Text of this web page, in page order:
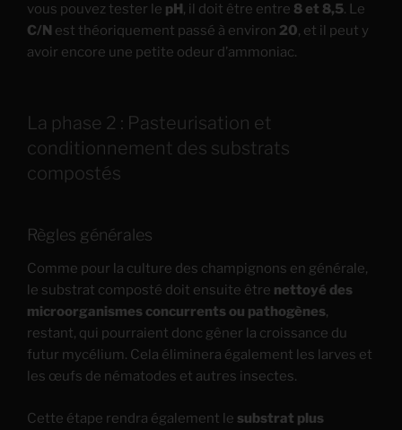
vous pouvez tester le pH , il doit être entre 8 et 8,5. Le
C/N est théoriquement passé à environ 20, et il peut y
avoir encore une petite odeur d’ammoniac.
La phase 2 : Pasteurisation et
conditionnement des substrats
compostés
Règles générales
Comme pour la culture des champignons en générale,
le substrat composté doit ensuite être nettoyé des
microorganismes concurrents ou pathogènes,
restant, qui pourraient donc gêner la croissance du
futur mycélium. Cela éliminera également les larves et
les œufs de nématodes et autres insectes.
Cette étape rendra également le substrat plus